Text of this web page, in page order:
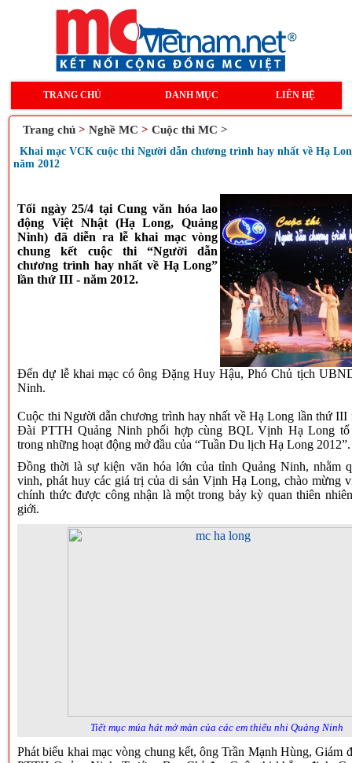
TRANG CHỦ DANH MỤC LIÊN HỆ
Trang chủ>Nghề MC >Cuộc thi MC >
Khai mạc VCK cuộc thi Người dẫn chương trình hay nhất về Hạ
năm 2012
Tối ngày 25/4 tại Cung văn hóa lao
động Việt Nhật (Hạ Long, Quảng
Ninh) đã diễn ra lễ khai mạc vòng
chung kết cuộc thi “Người dẫn
chương trình hay nhất về Hạ Long”
lần thứ III - năm 2012.
Đến dự lễ khai mạc có ông Đặng Huy Hậu, Phó Chủ tịch
Ninh.
Cuộc thi Người dẫn chương trình hay nhất về Hạ Long lần thứ III
Đài PTTH Quảng Ninh phối hợp cùng BQL Vịnh Hạ Long tổ
trong những hoạt động mở đầu của “Tuần Du lịch Hạ Long 2012”.
Đồng thời là sự kiện văn hóa lớn của tỉnh Quảng Ninh, nhằm
vinh, phát huy các giá trị của di sản Vịnh Hạ Long, chào mừng
chính thức được công nhận là một trong bảy kỳ quan thiên
giới.
Tiết mục múa hát mở màn của các em thiếu nhi Quảng Ninh
Phát biểu khai mạc vòng chung kết, ông Trần Mạnh Hùng, Giám